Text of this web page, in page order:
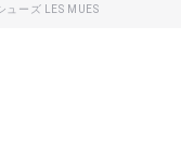
ューズ LES MUES